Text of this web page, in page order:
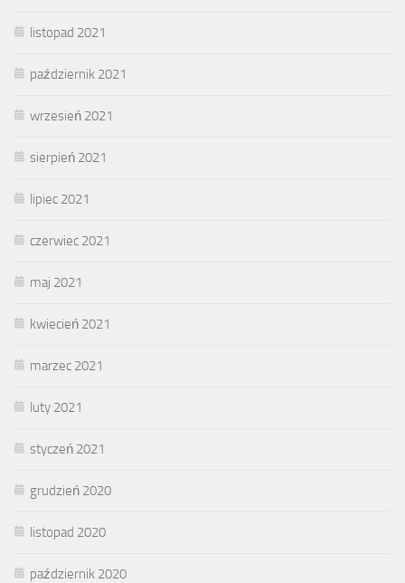
listopad 2021
październik 2021
wrzesień 2021
sierpień 2021
lipiec 2021
czerwiec 2021
maj 2021
kwiecień 2021
marzec 2021
luty 2021
styczeń 2021
grudzień 2020
listopad 2020
październik 2020